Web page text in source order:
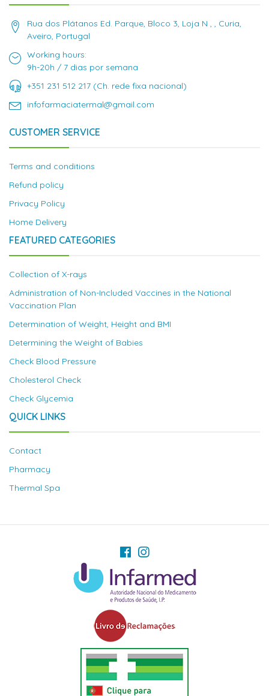
Rua dos Plátanos Ed. Parque, Bloco 3, Loja N , , Curia,
Aveiro, Portugal
Working hours:
9h-20h / 7 dias por semana
+351 231 512 217 (Ch. rede fixa nacional)
infofarmaciatermal@gmail.com
CUSTOMER SERVICE
Terms and conditions
Refund policy
Privacy Policy
Home Delivery
FEATURED CATEGORIES
Collection of X-rays
Administration of Non-Included Vaccines in the National
Vaccination Plan
Determination of Weight, Height and BMI
Determining the Weight of Babies
Check Blood Pressure
Cholesterol Check
Check Glycemia
QUICK LINKS
Contact
Pharmacy
Thermal Spa